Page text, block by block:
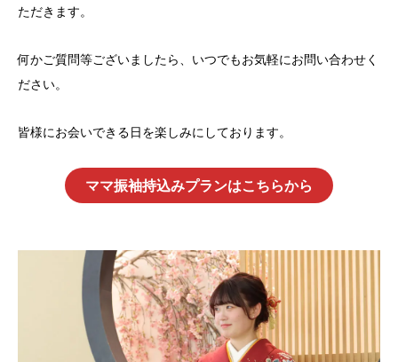
ただきます。
何かご質問等ございましたら、いつでもお気軽にお問い合わせく
ださい。
皆様にお会いできる日を楽しみにしております。
ママ振袖持込みプランはこちらから